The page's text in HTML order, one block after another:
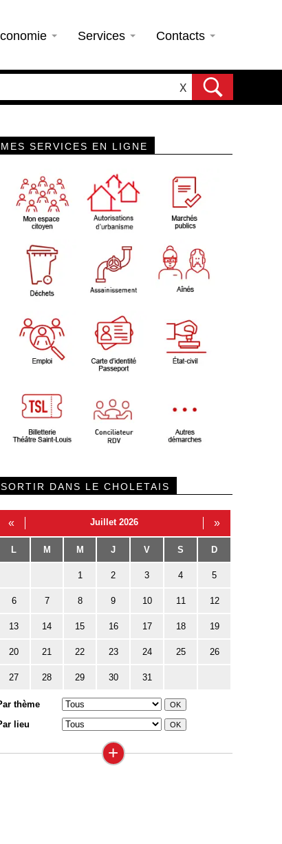
Services Contacts
X
MES SERVICES EN LIGNE
SORTIR DANS LE CHOLETAIS
« Juillet 2026 »
L M M J V S D
1 2 3 4 5
6 7 8 9 10 11 12
13 14 15 16 17 18 19
20 21 22 23 24 25 26
27 28 29 30 31
thème
lieu
+